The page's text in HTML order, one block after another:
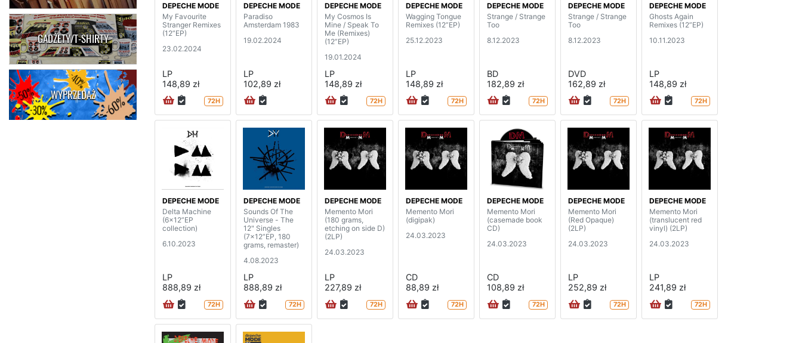
GADŻETY/T-SHIRTY
WYPRZEDAŻ
DEPECHE MODE
My Favourite
Stranger Remixes
(12”EP)
23.02.2024
LP
148,89 zł
72H
DEPECHE MODE
Paradiso
Amsterdam 1983
19.02.2024
LP
102,89 zł
DEPECHE MODE
My Cosmos Is
Mine / Speak To
Me (Remixes)
(12”EP)
19.01.2024
LP
148,89 zł
72H
DEPECHE MODE
Wagging Tongue
Remixes (12”EP)
25.12.2023
LP
148,89 zł
72H
DEPECHE MODE
Strange / Strange
Too
8.12.2023
BD
182,89 zł
72H
DEPECHE MODE
Strange / Strange
Too
8.12.2023
DVD
162,89 zł
72H
DEPECHE MODE
Ghosts Again
Remixes (12”EP)
10.11.2023
LP
148,89 zł
72H
DEPECHE MODE
Delta Machine
(6x12”EP
collection)
6.10.2023
LP
888,89 zł
72H
DEPECHE MODE
Sounds Of The
Universe - The
12" Singles
(7x12”EP, 180
grams, remaster)
4.08.2023
LP
888,89 zł
72H
DEPECHE MODE
Memento Mori
(180 grams,
etching on side D)
(2LP)
24.03.2023
LP
227,89 zł
72H
DEPECHE MODE
Memento Mori
(digipak)
24.03.2023
CD
88,89 zł
72H
DEPECHE MODE
Memento Mori
(casemade book
CD)
24.03.2023
CD
108,89 zł
72H
DEPECHE MODE
Memento Mori
(Red Opaque)
(2LP)
24.03.2023
LP
252,89 zł
72H
DEPECHE MODE
Memento Mori
(translucent red
vinyl) (2LP)
24.03.2023
LP
241,89 zł
72H